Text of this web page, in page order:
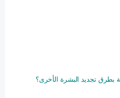
بطرق تجديد البشرة الأخرى؟